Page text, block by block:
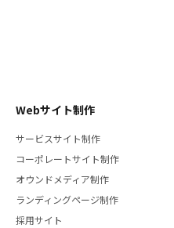
Webサイト制作
サービスサイト制作
コーポレートサイト制作
オウンドメディア制作
ランディングページ制作
採用サイト